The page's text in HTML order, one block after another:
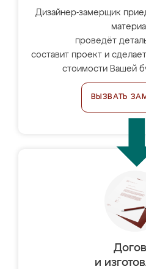
Дизайнер-замерщик
проведёт
составит проект и
стоимости Вашей
ВЫЗВАТЬ
и